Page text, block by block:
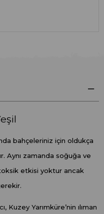
bahçeleriniz için oldukça
Aynı zamanda soğuğa ve
toksik etkisi yoktur ancak
Kuzey Yarımküre’nin ılıman